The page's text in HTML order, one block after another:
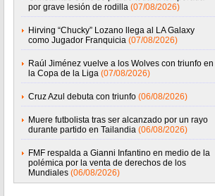
por grave lesión de rodilla (07/08/2026)
Hirving “Chucky” Lozano llega al LA Galaxy
como Jugador Franquicia (07/08/2026)
Raúl Jiménez vuelve a los Wolves con triunfo en
la Copa de la Liga (07/08/2026)
Cruz Azul debuta con triunfo (06/08/2026)
Muere futbolista tras ser alcanzado por un rayo
durante partido en Tailandia (06/08/2026)
FMF respalda a Gianni Infantino en medio de la
polémica por la venta de derechos de los
Mundiales (06/08/2026)